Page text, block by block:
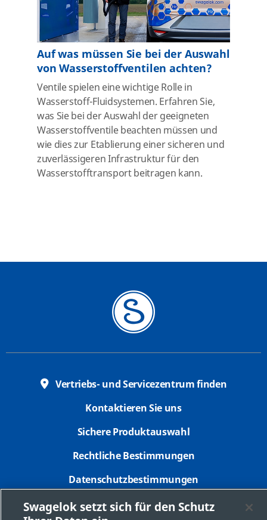
Auf was müssen Sie bei der Auswahl
von Wasserstoffventilen achten?
Ventile spielen eine wichtige Rolle in
Wasserstoff-Fluidsystemen. Erfahren Sie,
was Sie bei der Auswahl der geeigneten
Wasserstoffventile beachten müssen und
wie dies zur Etablierung einer sicheren und
zuverlässigeren Infrastruktur für den
Wasserstofftransport beitragen kann.
Vertriebs- und Servicezentrum finden
Kontaktieren Sie uns
Sichere Produktauswahl
Rechtliche Bestimmungen
Datenschutzbestimmungen
Impressum
Swagelok setzt sich für den Schutz